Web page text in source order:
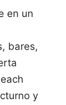
en un
bares,
y